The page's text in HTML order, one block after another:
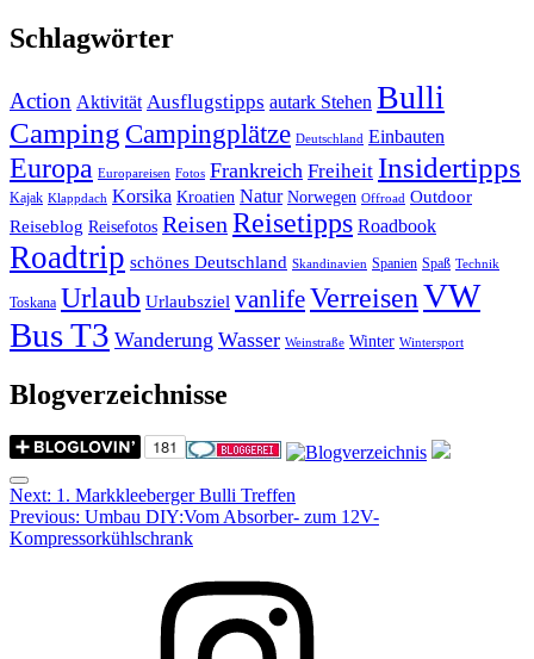
Schlagwörter
Action Aktivität Ausflugstipps autark Stehen Bulli
Camping Campingplätze Deutschland Einbauten
Europa Europareisen Fotos Frankreich Freiheit Insidertipps
Kajak Klappdach Korsika Kroatien Natur Norwegen Offroad Outdoor
Reiseblog Reisefotos ReisenReisetipps Roadbook
Roadtrip schönes Deutschland Skandinavien Spanien Spaß Technik
Toskana Urlaub Urlaubsziel vanlifeVerreisenVW
Bus T3 Wanderung Wasser Weinstraße Winter Wintersport
Blogverzeichnisse
Menu
Post
navigation
Next: 1. Markkleeberger Bulli Treffen
Previous: Umbau DIY:Vom Absorber- zum 12V-
Kompressorkühlschrank